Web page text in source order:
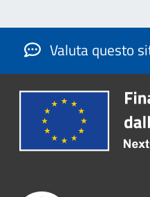
Valuta questo